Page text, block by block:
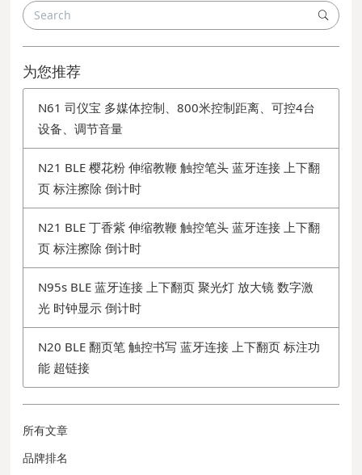
为您推荐
N61 司仪宝 多媒体控制、800米控制距离、可控4台
设备、调节音量
N21 BLE 樱花粉 伸缩教鞭 触控笔头 蓝牙连接 上下翻
页 标注擦除 倒计时
N21 BLE 丁香紫 伸缩教鞭 触控笔头 蓝牙连接 上下翻
页 标注擦除 倒计时
N95s BLE 蓝牙连接 上下翻页 聚光灯 放大镜 数字激
光 时钟显示 倒计时
N20 BLE 翻页笔 触控书写 蓝牙连接 上下翻页 标注功
能 超链接
所有文章
品牌排名